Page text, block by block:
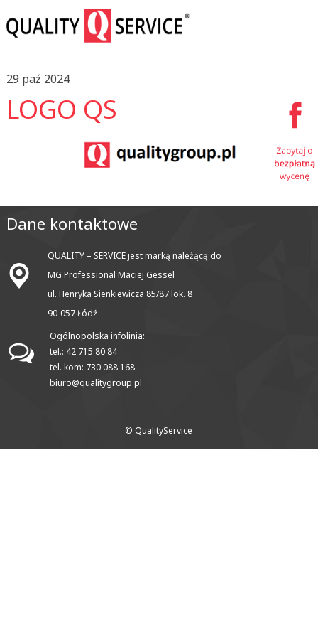
29 paź 2024
LOGO QS
Dane kontaktowe
QUALITY – SERVICE jest marką należącą do
MG Professional Maciej Gessel
ul. Henryka Sienkiewicza 85/87 lok. 8
90-057 Łódź
Ogólnopolska infolinia:
tel.: 42 715 80 84
tel. kom: 730 088 168
biuro@qualitygroup.pl
© QualityService